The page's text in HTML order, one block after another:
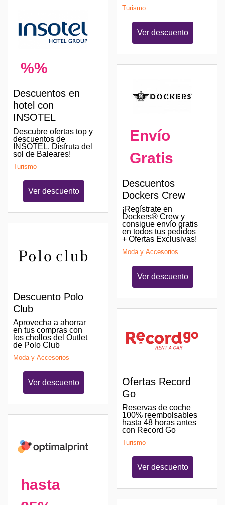
%%
Descuentos en
hotel con
INSOTEL
Descubre ofertas top y
descuentos de
INSOTEL. Disfruta del
sol de Baleares!
Turismo
Ver descuento
Descuento Polo
Club
Aprovecha a ahorrar
en tus compras con
los chollos del Outlet
de Polo Club
Moda y Accesorios
Ver descuento
hasta
Turismo
Ver descuento
Envío
Gratis
Descuentos
Dockers Crew
¡Regístrate en
Dockers® Crew y
consigue envío gratis
en todos tus pedidos
+ Ofertas Exclusivas!
Moda y Accesorios
Ver descuento
Ofertas Record
Go
Reservas de coche
100% reembolsables
hasta 48 horas antes
con Record Go
Turismo
Ver descuento